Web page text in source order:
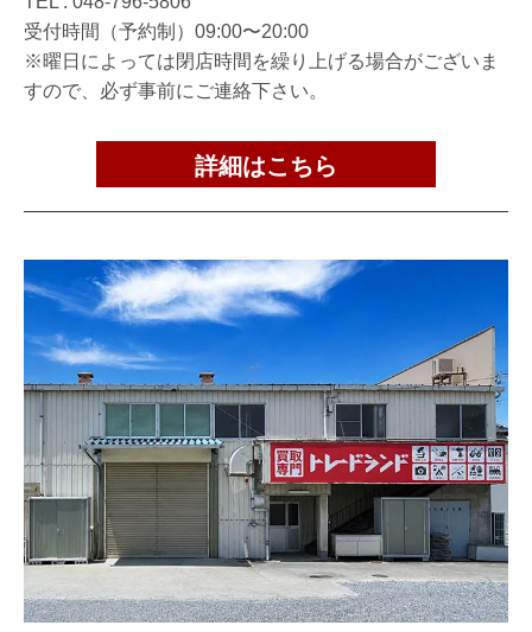
受付時間（予約制）09:00〜20:00
※曜日によっては閉店時間を繰り上げる場合がございま
すので、必ず事前にご連絡下さい。
詳細はこちら